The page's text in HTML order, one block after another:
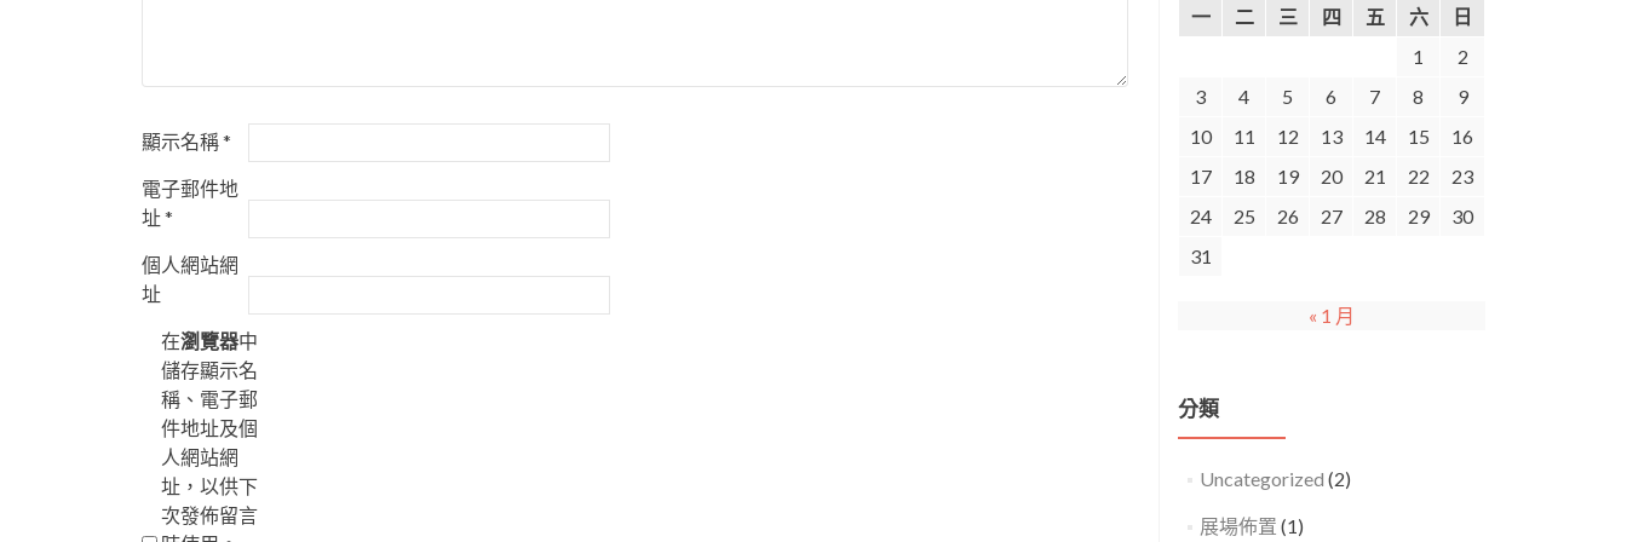
顯示名稱*
電子郵件地
址*
個人網站網
址
在瀏覽器中
儲存顯示名
稱、電子郵
件地址及個
人網站網
址，以供下
次發佈留言
一 二 三 四 五 六
日
1
2
3
4 5 6 7 8
9
10
11 12 13 14 15
16
17
18 19 20 21 22
23
24
25 26 27 28 29
30
31
« 1 月
分類
Uncategorized (2)
展場佈置 (1)